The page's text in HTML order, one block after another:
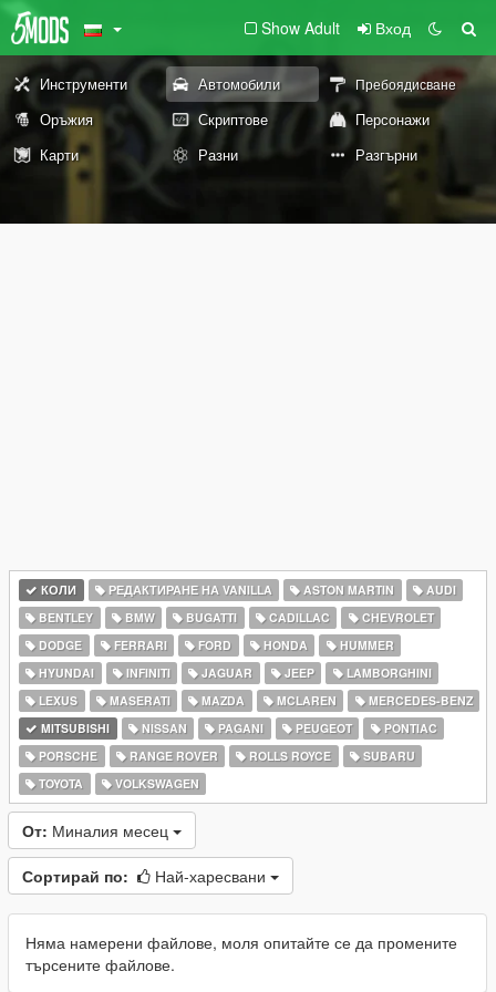
Show Adult Вход
Инструменти Автомобили Пребоядисване
Оръжия Скриптове
Персонажи
Карти
Разни Разгърни
КОЛИ РЕДАКТИРАНЕ НА VANILLA ASTON MARTIN
AUDI
BENTLEY
BMW BUGATTI CADILLAC
CHEVROLET
DODGE
FERRARI FORD HONDA
HUMMER
HYUNDAI
INFINITI JAGUAR JEEP
LAMBORGHINI
LEXUS
MASERATI MAZDA MCLAREN
MERCEDES-BENZ
MITSUBISHI
NISSAN PAGANI PEUGEOT
PONTIAC
PORSCHE
RANGE ROVER ROLLS ROYCE
SUBARU
TOYOTA
VOLKSWAGEN
От: Миналия месец
Сортирай по: Най-харесвани
Няма намерени файлове, моля опитайте се да промените
търсените файлове.